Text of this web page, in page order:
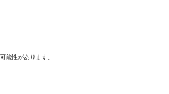
能性があります。